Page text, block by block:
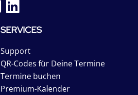
SERVICES
Support
QR-Codes für Deine Termine
Termine buchen
Premium-Kalender